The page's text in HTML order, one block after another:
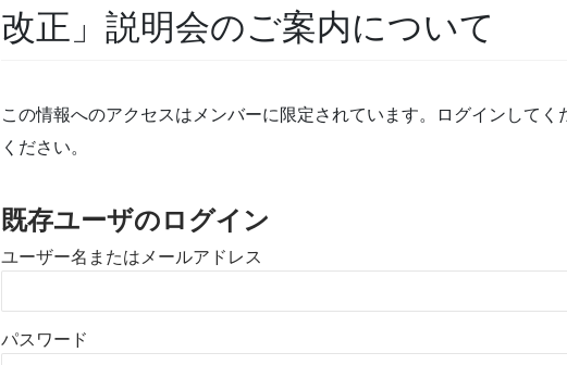
改正」説明会のご案内について
この情報へのアクセスはメンバーに限定されています。ログインして
ください。
既存ユーザのログイン
ユーザー名またはメールアドレス
パスワード